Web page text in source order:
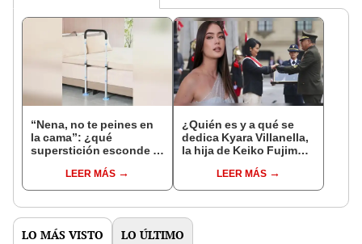
“Nena, no te peines en
la cama”: ¿qué
superstición esconde la
Enanitos Verdes?
LEER MÁS
¿Quién es y a qué se
dedica Kyara Villanella,
la hija de Keiko Fujimori
nivel nacional?
LEER MÁS
LO MÁS VISTO LO ÚLTIMO